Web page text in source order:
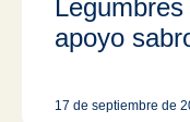
apoyo
17 de septiembre de